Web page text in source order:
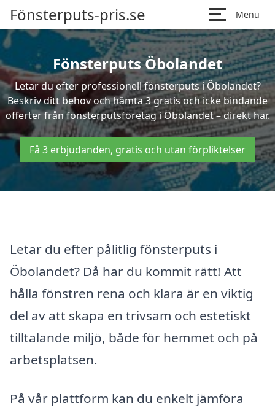
Fönsterputs-pris.se Menu
Fönsterputs Öbolandet
Letar du efter professionell fönsterputs i Öbolandet?
Beskriv ditt behov och hämta 3 gratis och icke bindande
offerter från fönsterputsföretag i Öbolandet – direkt här.
Få 3 erbjudanden, gratis och utan förpliktelser
Letar du efter pålitlig fönsterputs i
Öbolandet? Då har du kommit rätt! Att
hålla fönstren rena och klara är en viktig
del av att skapa en trivsam och estetiskt
tilltalande miljö, både för hemmet och på
arbetsplatsen.
På vår plattform kan du enkelt jämföra